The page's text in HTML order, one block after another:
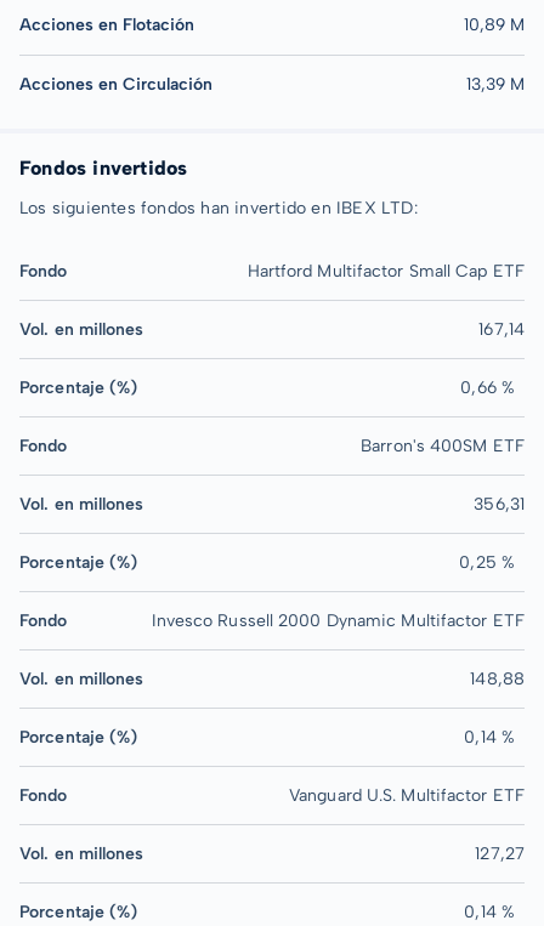
Acciones en Flotación 10,89 M
Acciones en Circulación 13,39 M
Fondos invertidos
Los siguientes fondos han invertido en IBEX LTD:
Fondo Hartford Multifactor Small Cap ETF
Vol. en millones 167,14
Porcentaje (%) 0,66 %
Fondo Barron's 400SM ETF
Vol. en millones 356,31
Porcentaje (%) 0,25 %
Fondo Invesco Russell 2000 Dynamic Multifactor ETF
Vol. en millones 148,88
Porcentaje (%) 0,14 %
Fondo Vanguard U.S. Multifactor ETF
Vol. en millones 127,27
Porcentaje (%) 0,14 %